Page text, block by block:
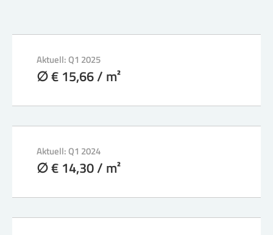
Aktuell: Q1 2025
∅ € 15,66 / m²
Aktuell: Q1 2024
∅ € 14,30 / m²